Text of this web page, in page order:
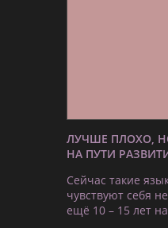
ЛУЧШЕ ПЛОХО,
НА ПУТИ
Сейчас такие
чувствуют себя
ещё 10 – 15 лет